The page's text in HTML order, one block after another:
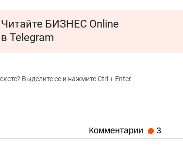
Читайте БИЗНЕС Online
в Telegram
Выделите ее и нажмите Ctrl + Enter
Комментарии 3